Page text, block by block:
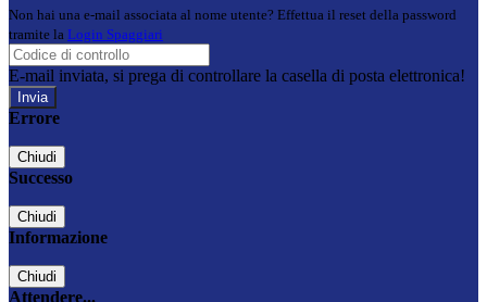
Non hai una e-mail associata al nome utente? Effettua il reset della password
tramite la Login Spaggiari
E-mail inviata, si prega di controllare la casella di posta elettronica!
Errore
Chiudi
Successo
Chiudi
Informazione
Chiudi
Attendere...